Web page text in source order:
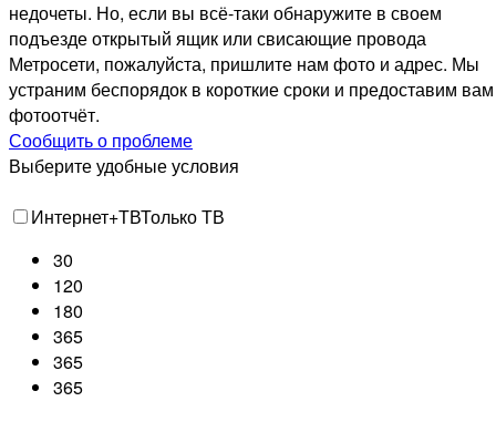
недочеты. Но, если вы всё-таки обнаружите в своем
подъезде открытый ящик или свисающие провода
Метросети, пожалуйста, пришлите нам фото и адрес. Мы
устраним беспорядок в короткие сроки и предоставим вам
фотоотчёт.
Сообщить о проблеме
Выберите удобные условия
Интернет+ТВТолько ТВ
30
120
180
365
365
365